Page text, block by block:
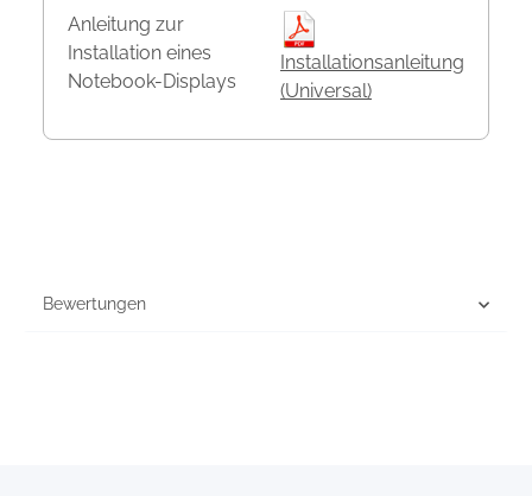
Anleitung zur
Installation eines
Notebook-Displays
Installationsanleitung
(Universal)
Bewertungen